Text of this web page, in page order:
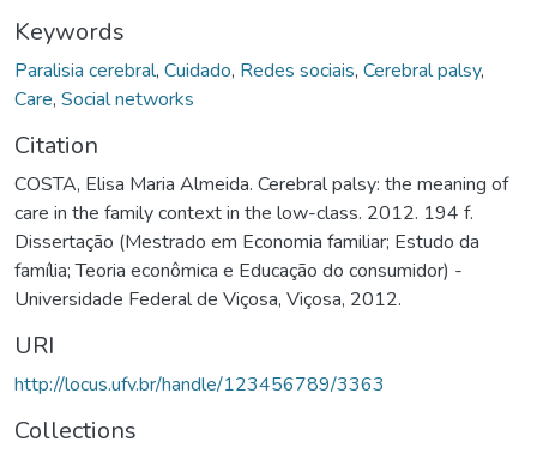
Keywords
Paralisia cerebral, Cuidado, Redes sociais, Cerebral palsy,
Care, Social networks
Citation
COSTA, Elisa Maria Almeida. Cerebral palsy: the meaning of
care in the family context in the low-class. 2012. 194 f.
Dissertação (Mestrado em Economia familiar; Estudo da
família; Teoria econômica e Educação do consumidor) -
Universidade Federal de Viçosa, Viçosa, 2012.
URI
http://locus.ufv.br/handle/123456789/3363
Collections